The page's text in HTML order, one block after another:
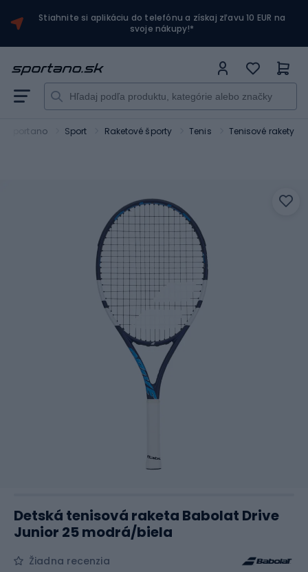
Stiahnite si aplikáciu do telefónu a získaj zľavu 10 EUR na
svoje nákupy!*
Sportano Sport Raketové športy Tenis Tenisové rakety
Detská tenisová raketa Babolat Drive
Junior 25 modrá/biela
Žiadna recenzia